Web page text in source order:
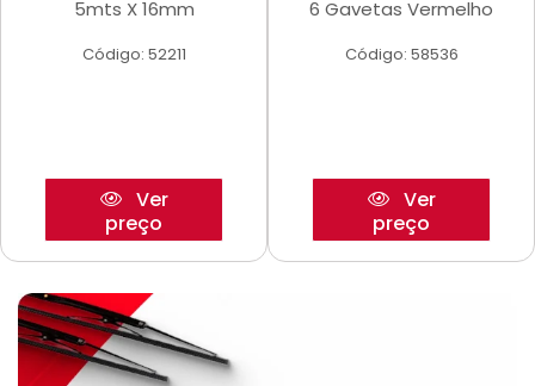
5mts X 16mm
Código: 52211
Ver
preço
6 Gavetas Vermelho
Código: 58536
Ver
preço